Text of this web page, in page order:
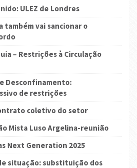
ULEZ de Londres
também vai sancionar o
– Restrições à Circulação
Desconfinamento:
de restrições
coletivo do setor
Mista Luso Argelina-reunião
Next Generation 2025
situação: substituição dos